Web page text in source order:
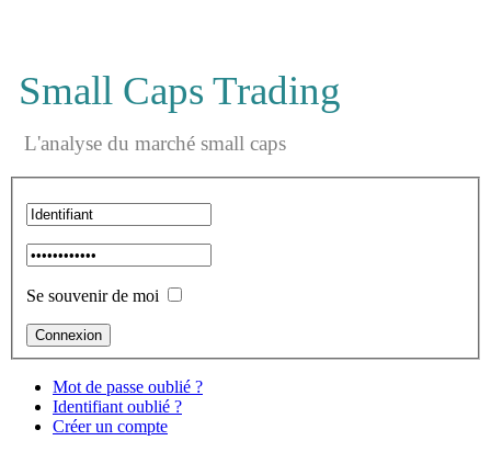
Small Caps Trading
L'analyse du marché small caps
Se souvenir de moi
Mot de passe oublié ?
Identifiant oublié ?
Créer un compte